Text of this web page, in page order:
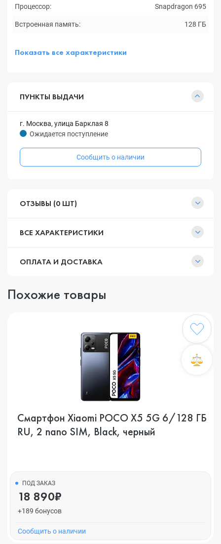
Процессор: Snapdragon 695
Встроенная память: 128 ГБ
Показать все характеристики
ПУНКТЫ ВЫДАЧИ
г. Москва, улица Барклая 8
Ожидается поступление
Сообщить о наличии
ОТЗЫВЫ (0 ШТ)
ВСЕ ХАРАКТЕРИСТИКИ
ОПЛАТА И ДОСТАВКА
Похожие товары
Смартфон Xiaomi POCO X5 5G 6/128 ГБ
RU, 2 nano SIM, Black, черный
ПОД ЗАКАЗ
18 890₽
+189 бонусов
Cообщить о наличии